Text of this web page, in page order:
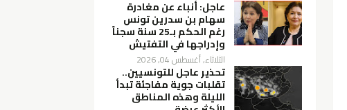
عاجل: أنباء عن مغادرة
سهام بن سدرين تونس
رغم الحكم بـ25 سنة سجناً
وإدراجها في التفتيش
الثلاثاء, أغسطس 04, 2026
تحذير عاجل للتونسيين..
تقلبات جوية مفاجئة تبدأ
الليلة وهذه المناطق